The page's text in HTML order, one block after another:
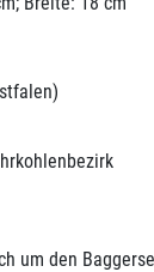
um den